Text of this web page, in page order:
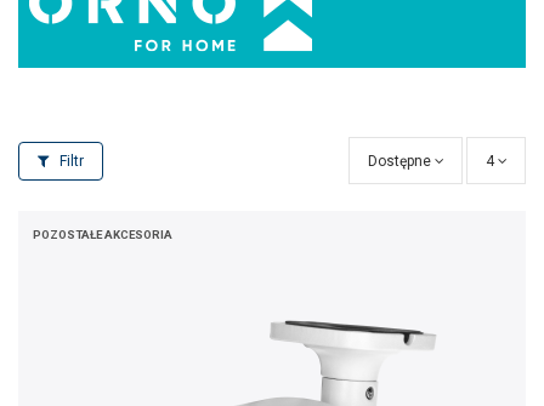
Filtr Dostępne 4
POZOSTAŁE AKCESORIA